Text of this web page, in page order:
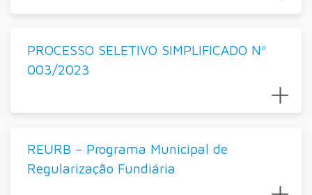
PROCESSO SELETIVO SIMPLIFICADO Nº
003/2023
REURB – Programa Municipal de
Regularização Fundiária